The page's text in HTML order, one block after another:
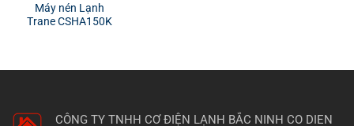
Máy nén Lạnh
Trane CSHA150K
CÔNG TY TNHH CƠ ĐIỆN LẠNH BẮC NINH CO DIEN